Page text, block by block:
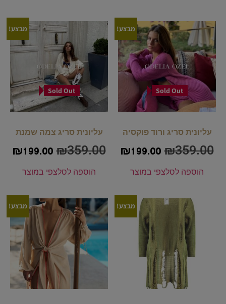
מבצע!
Sold Out
עליונית סריג ורוד פוקסיה
₪359.00
₪199.00
הוספה לסלצפי במוצר
מבצע!
Sold Out
עליונית סריג צמה שמנת
₪359.00
₪199.00
הוספה לסלצפי במוצר
מבצע! מבצע!